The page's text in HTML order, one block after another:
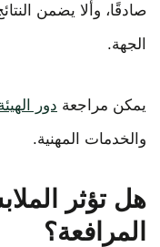
صادقًا، وألا يضمن
الجهة.
يمكن مراجعة دور
والخدمات المهنية.
هل تؤثر
المرافعة؟